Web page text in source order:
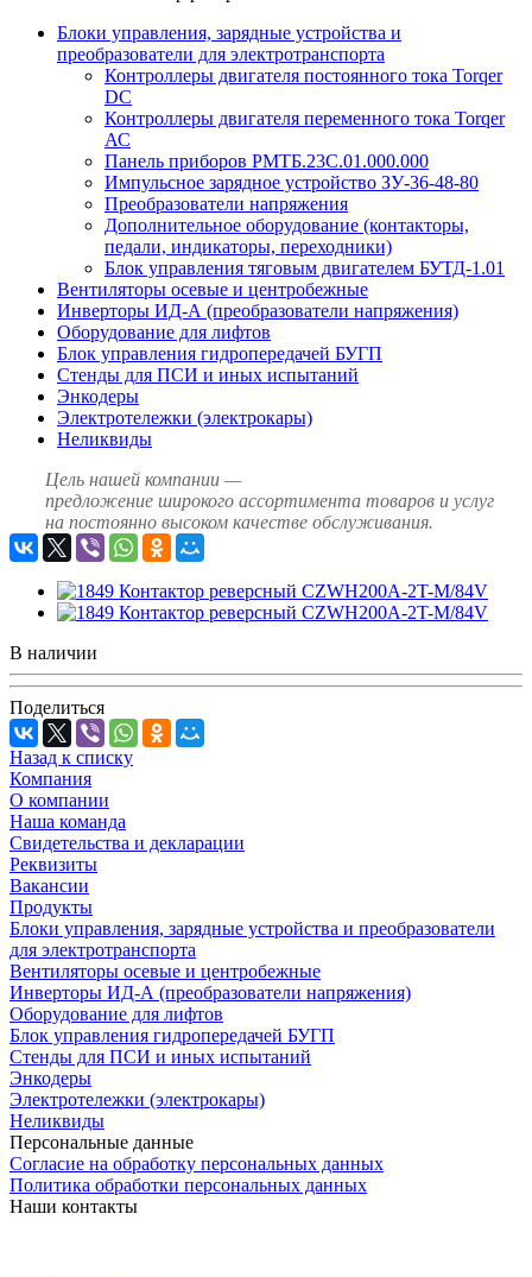
Блоки управления, зарядные устройства и
преобразователи для электротранспорта
Контроллеры двигателя постоянного тока Torqer
DC
Контроллеры двигателя переменного тока Torqer
АС
Панель приборов РМТБ.23С.01.000.000
Импульсное зарядное устройство ЗУ-36-48-80
Преобразователи напряжения
Дополнительное оборудование (контакторы,
педали, индикаторы, переходники)
Блок управления тяговым двигателем БУТД-1.01
Вентиляторы осевые и центробежные
Инверторы ИД-А (преобразователи напряжения)
Оборудование для лифтов
Блок управления гидропередачей БУГП
Стенды для ПСИ и иных испытаний
Энкодеры
Электротележки (электрокары)
Неликвиды
Цель нашей компании —
предложение широкого ассортимента товаров и услуг
на постоянно высоком качестве обслуживания.
В наличии
Поделиться
Назад к списку
Компания
О компании
Наша команда
Свидетельства и декларации
Реквизиты
Вакансии
Продукты
Блоки управления, зарядные устройства и преобразователи
для электротранспорта
Вентиляторы осевые и центробежные
Инверторы ИД-А (преобразователи напряжения)
Оборудование для лифтов
Блок управления гидропередачей БУГП
Стенды для ПСИ и иных испытаний
Энкодеры
Электротележки (электрокары)
Неликвиды
Персональные данные
Согласие на обработку персональных данных
Политика обработки персональных данных
Наши контакты